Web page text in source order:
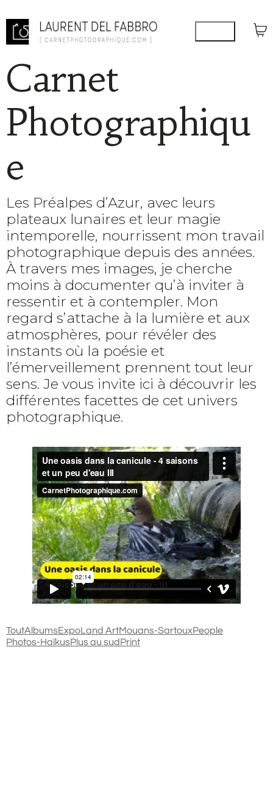
Carnet
Photographiqu
e
Les Préalpes d’Azur, avec leurs
plateaux lunaires et leur magie
intemporelle, nourrissent mon travail
photographique depuis des années.
À travers mes images, je cherche
moins à documenter qu’à inviter à
ressentir et à contempler. Mon
regard s’attache à la lumière et aux
atmosphères, pour révéler des
instants où la poésie et
l’émerveillement prennent tout leur
sens. Je vous invite ici à découvrir les
différentes facettes de cet univers
photographique.
ToutAlbumsExpoLand ArtMouans-SartouxPeople
Photos-HaïkusPlus au sudPrint